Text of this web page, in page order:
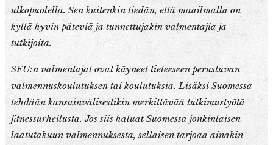
ulkopuolella. Sen kuitenkin tiedän, että maailmalla on
kyllä hyvin päteviä ja tunnettujakin valmentajia ja
tutkijoita.
SFU:n valmentajat ovat käyneet tieteeseen perustuvan
valmennuskoulutuksen tai koulutuksia. Lisäksi Suomessa
tehdään kansainvälisestikin merkittävää tutkimustyötä
fitnessurheilusta. Jos siis haluat Suomessa jonkinlaisen
laatutakuun valmennuksesta, sellaisen tarjoaa ainakin